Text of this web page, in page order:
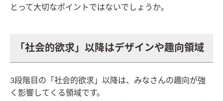
とって大切なポイントではないでしょうか。
「社会的欲求」以降はデザインや趣向領域
3段階目の「社会的欲求」以降は、みなさんの趣向が強
く影響してくる領域です。